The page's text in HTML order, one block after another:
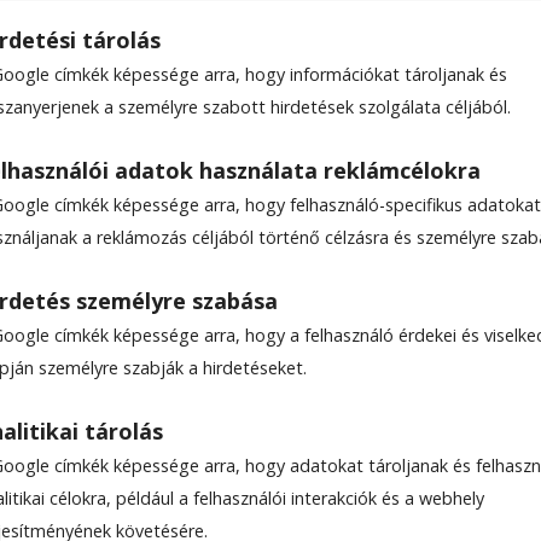
tárolás
címkék képessége arra, hogy információkat tároljanak és
a személyre szabott hirdetések szolgálata céljából.
adatok használata reklámcélokra
címkék képessége arra, hogy felhasználó-specifikus adatokat
a reklámozás céljából történő célzásra és személyre
személyre szabása
címkék képessége arra, hogy a felhasználó érdekei és
személyre szabják a hirdetéseket.
tárolás
címkék képessége arra, hogy adatokat tároljanak és
célokra, például a felhasználói interakciók és a webhely
követésére.
Norbert
után az Európa-baj­nok­ságon is
ifjúsági fek­ve­nyo­mó kontinensviada­lon a
SE sportolója a ma­gyar csapatnak a legtöbb
is véget ért a hét elején, a
zárták.